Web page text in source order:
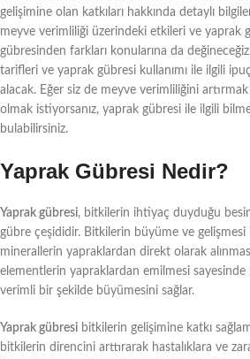
gelişimine olan katkıları hakkında detaylı
meyve verimliliği üzerindeki etkileri ve yaprak
gübresinden farkları konularına da
tarifleri ve yaprak gübresi kullanımı ile ilgili
alacak. Eğer siz de meyve verimliliğini
olmak istiyorsanız, yaprak gübresi ile ilgili
bulabilirsiniz.
Yaprak Gübresi Nedir?
Yaprak gübresi, bitkilerin ihtiyaç duyduğu
gübre çeşididir. Bitkilerin büyüme ve gelişmesi
minerallerin yapraklardan direkt olarak
elementlerin yapraklardan emilmesi sayesinde
verimli bir şekilde büyümesini sağlar.
Yaprak gübresi bitkilerin gelişimine katkı
bitkilerin direncini arttırarak hastalıklara ve